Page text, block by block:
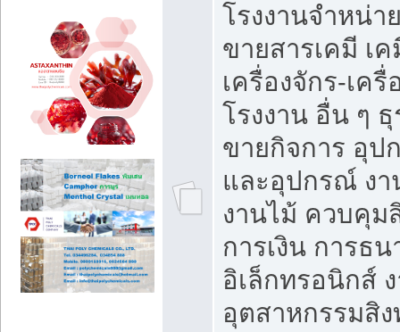
โรงงานจำหน่
ขายสารเคมี เ
เครื่องจักร-เค
โรงงาน อื่น ๆ
ขายกิจการ อุป
และอุปกรณ์ ง
งานไม้ ควบคุม
การเงิน การธ
อิเล็กทรอนิกส์
อุตสาหกรรมสิ